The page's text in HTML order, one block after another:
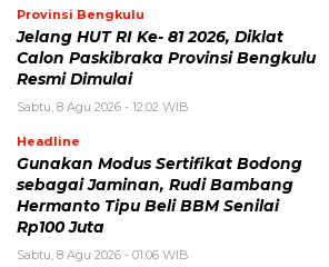
Provinsi Bengkulu
Jelang HUT RI Ke- 81 2026, Diklat
Calon Paskibraka Provinsi Bengkulu
Resmi Dimulai
Sabtu, 8 Agu 2026 - 12:02 WIB
Headline
Gunakan Modus Sertifikat Bodong
sebagai Jaminan, Rudi Bambang
Hermanto Tipu Beli BBM Senilai
Rp100 Juta
Sabtu, 8 Agu 2026 - 01:06 WIB